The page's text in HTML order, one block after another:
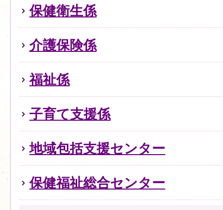
保健衛生係
介護保険係
福祉係
子育て支援係
地域包括支援センター
保健福祉総合センター